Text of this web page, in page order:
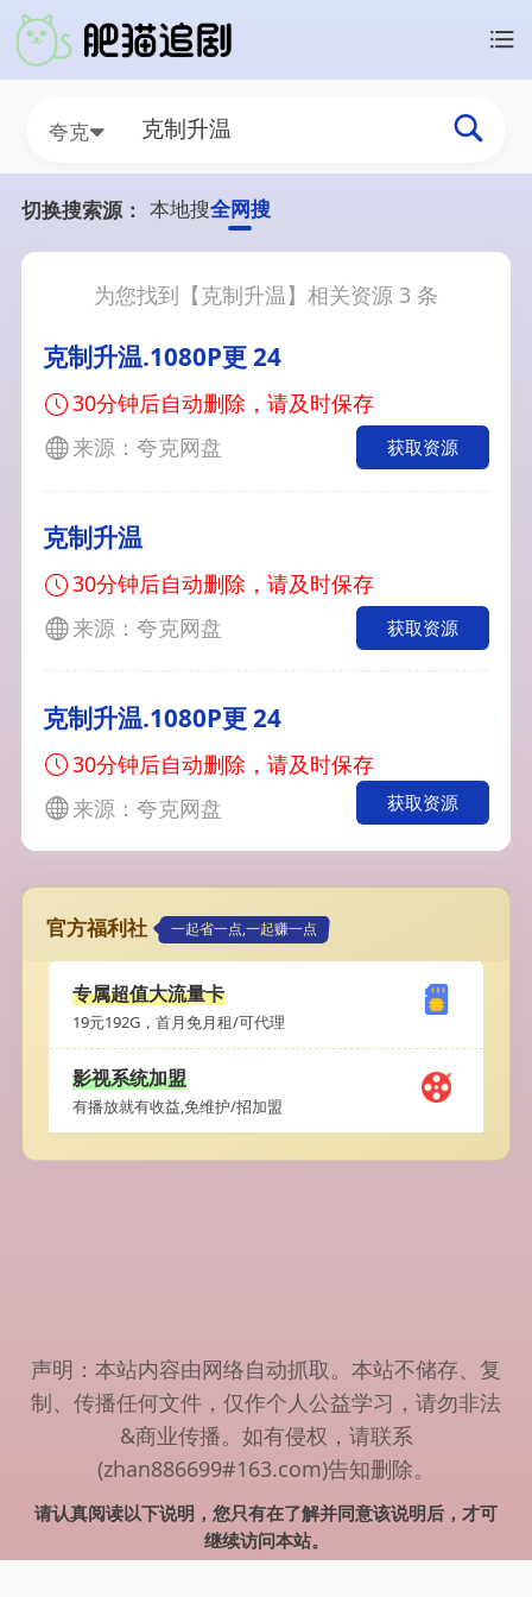
夸克
切换搜索源： 本地搜全网搜
为您找到【克制升温】相关资源 3 条
克制升温.1080P更 24
30分钟后自动删除，请及时保存
来源：夸克网盘
获取资源
克制升温
30分钟后自动删除，请及时保存
来源：夸克网盘
获取资源
克制升温.1080P更 24
30分钟后自动删除，请及时保存
来源：夸克网盘
获取资源
官方福利社 一起省一点,一起赚一点
专属超值大流量卡
19元192G，首月免月租/可代理
影视系统加盟
有播放就有收益,免维护/招加盟
声明：本站内容由网络自动抓取。本站不储存、复
制、传播任何文件，仅作个人公益学习，请勿非法
&商业传播。如有侵权，请联系
(zhan886699#163.com)告知删除。
请认真阅读以下说明，您只有在了解并同意该说明后，才可
继续访问本站。